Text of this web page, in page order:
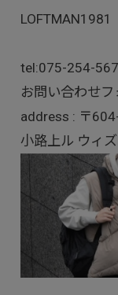
LOFTMAN1981
tel:075-254-
お問い合わせフ
address : 〒
小路上ル ウィ